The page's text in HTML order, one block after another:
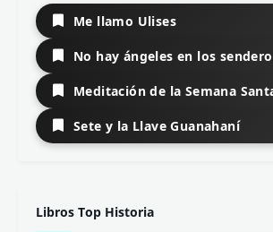
Me llamo Ulises
No hay ángeles en los
Meditación de la Semana
Sete y la Llave Guanahaní
Libros Top Historia